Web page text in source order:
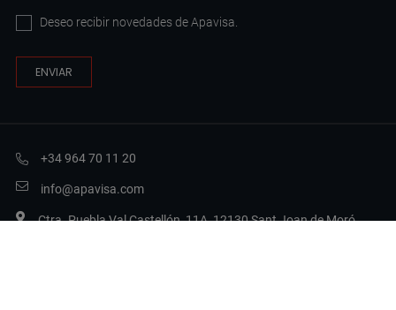
Deseo recibir novedades de Apavisa.
+34 964 70 11 20
info@apavisa.com
Ctra. Puebla Val Castellón, 11A, 12130 Sant Joan de Moró,